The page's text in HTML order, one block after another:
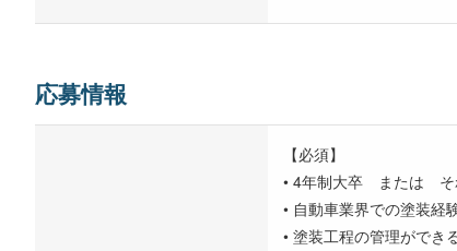
応募情報
【必須】
• 4年制大卒 または そ
• 自動車業界での塗装経
• 塗装工程の管理ができ